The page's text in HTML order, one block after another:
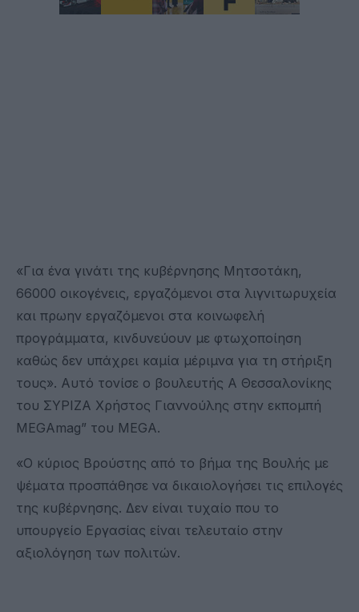
«Για ένα γινάτι της κυβέρνησης Μητσοτάκη,
66000 οικογένεις, εργαζόμενοι στα λιγνιτωρυχεία
και πρωην εργαζόμενοι στα κοινωφελή
προγράμματα, κινδυνεύουν με φτωχοποίηση
καθώς δεν υπάχρει καμία μέριμνα για τη στήριξη
τους». Αυτό τονίσε ο βουλευτής Α Θεσσαλονίκης
του ΣΥΡΙΖΑ Χρήστος Γιαννούλης στην εκπομπή
MEGAmag” του MEGA.
«Ο κύριος Βρούστης από το βήμα της Βουλής με
ψέματα προσπάθησε να δικαιολογήσει τις επιλογές
της κυβέρνησης. Δεν είναι τυχαίο που το
υπουργείο Εργασίας είναι τελευταίο στην
αξιολόγηση των πολιτών.